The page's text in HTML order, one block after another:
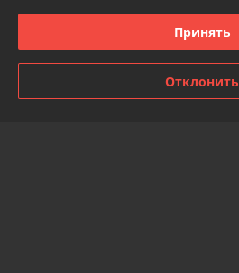
Политика обработки cookies
Принять
Отклонить